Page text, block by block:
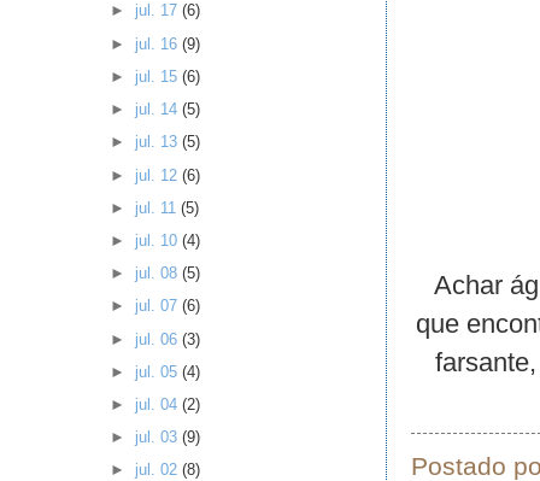
Achar
que
Postado
► jul. 17 (6)
► jul. 16 (9)
► jul. 15 (6)
► jul. 14 (5)
► jul. 13 (5)
► jul. 12 (6)
► jul. 11 (5)
► jul. 10 (4)
► jul. 08 (5)
► jul. 07 (6)
► jul. 06 (3)
► jul. 05 (4)
► jul. 04 (2)
► jul. 03 (9)
► jul. 02 (8)